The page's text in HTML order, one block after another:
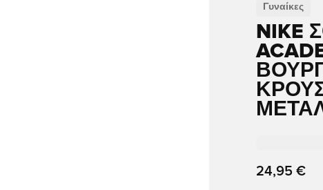
Γυναίκες
NIKE
24,95 €